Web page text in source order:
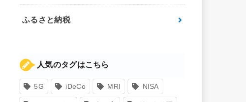
ふるさと納税
人気のタグはこちら
5G iDeCo MRI NISA